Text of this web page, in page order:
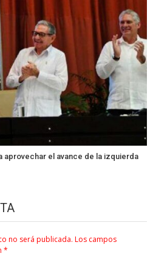
aprovechar el avance de la izquierda
no será publicada. Los campos
*